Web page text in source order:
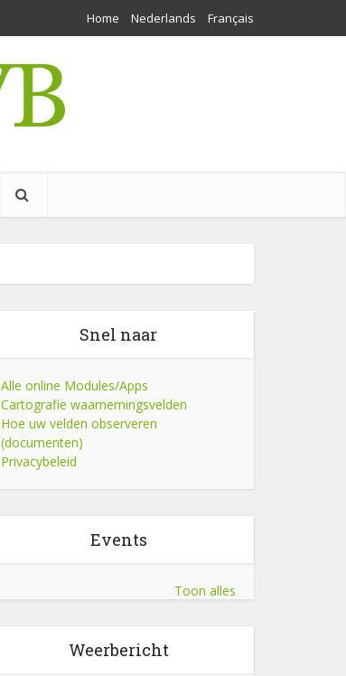
Home Nederlands Français
Snel naar
Alle online Modules/Apps
Cartografie waarnemingsvelden
Hoe uw velden observeren
(documenten)
Privacybeleid
Events
Toon alles
Weerbericht